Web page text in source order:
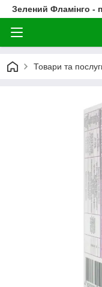
Зелений Фламінго -
Товари та